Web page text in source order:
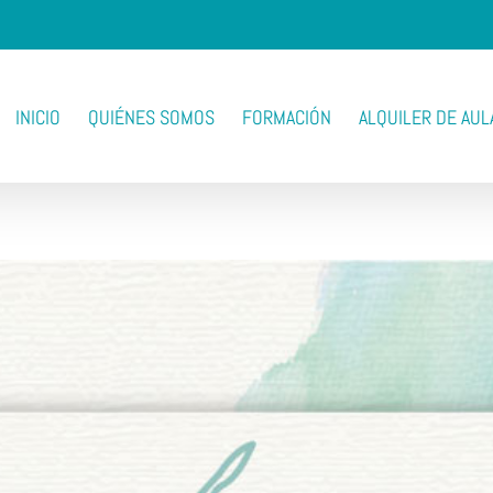
INICIO QUIÉNES SOMOS FORMACIÓN ALQUILER DE